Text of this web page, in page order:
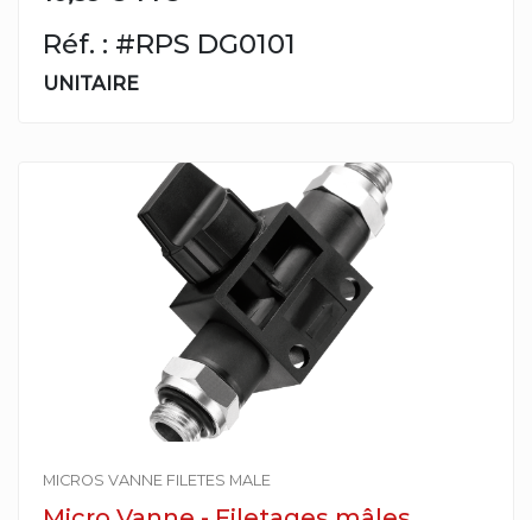
Réf. : #RPS DG0101
UNITAIRE
MICROS VANNE FILETES MALE